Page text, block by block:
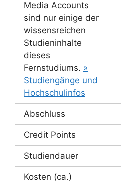
Media Accounts
sind nur einige der
wissensreichen
Studieninhalte
dieses
Fernstudiums. »
Studiengänge und
Hochschulinfos
Abschluss
Credit Points
Studiendauer
Kosten (ca.)